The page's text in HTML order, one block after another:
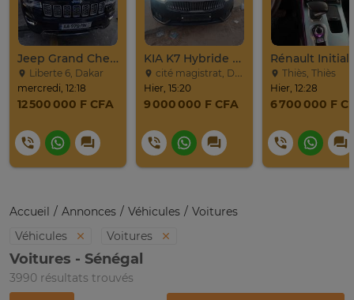
Jeep Grand Cherokee Overland 2019 À Vendre
Liberte 6, Dakar
mercredi, 12:18
12 500 000 F CFA
KIA K7 Hybride Full 2017
cité magistrat, Dakar
Hier, 15:20
9 000 000 F CFA
Thiès, Thiès
Hier, 12:28
6 700 000 F
Accueil Annonces Véhicules
Voitures
Véhicules
Voitures
Voitures - Sénégal
3990 résultats trouvés